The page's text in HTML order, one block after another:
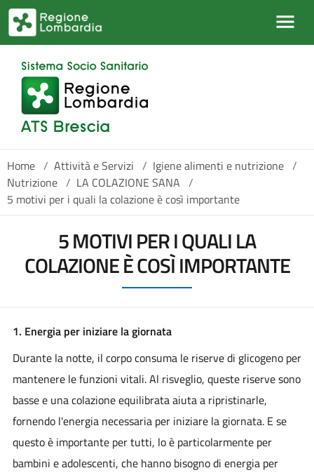
Salta al contenuto principale
Home / Attività e Servizi / Igiene alimenti e nutrizione /
Nutrizione / LA COLAZIONE SANA /
5 motivi per i quali la colazione è così importante
5 MOTIVI PER I QUALI LA
COLAZIONE È COSÌ IMPORTANTE
1. Energia per iniziare la giornata
Durante la notte, il corpo consuma le riserve di glicogeno per
mantenere le funzioni vitali. Al risveglio, queste riserve sono
basse e una colazione equilibrata aiuta a ripristinarle,
fornendo l'energia necessaria per iniziare la giornata. E se
questo è importante per tutti, lo è particolarmente per
bambini e adolescenti, che hanno bisogno di energia per